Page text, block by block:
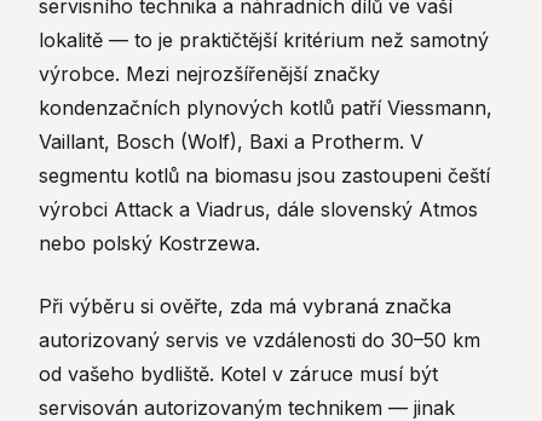
servisního technika a náhradních dílů ve vaší
lokalitě — to je praktičtější kritérium než samotný
výrobce. Mezi nejrozšířenější značky
kondenzačních plynových kotlů patří Viessmann,
Vaillant, Bosch (Wolf), Baxi a Protherm. V
segmentu kotlů na biomasu jsou zastoupeni čeští
výrobci Attack a Viadrus, dále slovenský Atmos
nebo polský Kostrzewa.
Při výběru si ověřte, zda má vybraná značka
autorizovaný servis ve vzdálenosti do 30–50 km
od vašeho bydliště. Kotel v záruce musí být
servisován autorizovaným technikem — jinak